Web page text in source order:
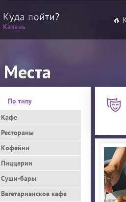
🔥
Места
По типу
Кафе
Рестораны
Кофейни
Пиццерии
Суши-бары
Вегетарианское кафе